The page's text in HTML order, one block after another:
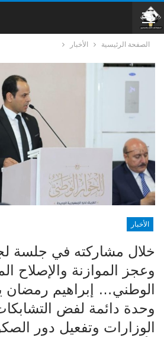
الصفحة الرئيسية الأخبار
الأخبار
خلال مشاركته في جلسة
وعجز الموازنة والإصلاح
الوطني… إبراهيم رمضان
وحدة دائمة لفض
الوزارات وتفعيل دور